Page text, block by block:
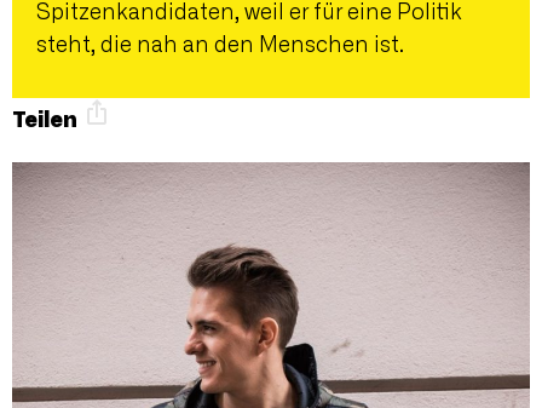
Spitzenkandidaten, weil er für eine Politik
steht, die nah an den Menschen ist.
Teilen